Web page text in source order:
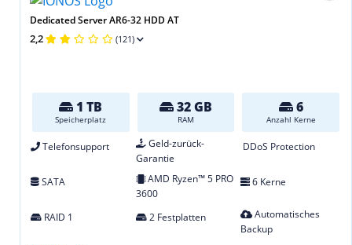
Dedicated Server AR6-32 HDD AT
2,2 (121)
1 TB
Speicherplatz
32 GB
RAM
6
Anzahl Kerne
Telefonsupport
Geld-zurück-
Garantie
DDoS Protection
SATA
AMD Ryzen™ 5 PRO
3600
6 Kerne
RAID 1 2 Festplatten
Automatisches
Backup